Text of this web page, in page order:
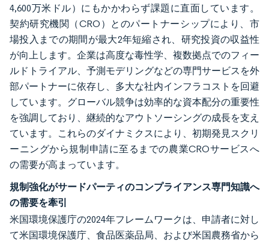
4,600万米ドル）にもかかわらず課題に直面しています。
契約研究機関（CRO）とのパートナーシップにより、市
場投入までの期間が最大2年短縮され、研究投資の収益性
が向上します。企業は高度な毒性学、複数拠点でのフィー
ルドトライアル、予測モデリングなどの専門サービスを外
部パートナーに依存し、多大な社内インフラコストを回避
しています。グローバル競争は効率的な資本配分の重要性
を強調しており、継続的なアウトソーシングの成長を支え
ています。これらのダイナミクスにより、初期発見スクリ
ーニングから規制申請に至るまでの農業CROサービスへ
の需要が高まっています。
規制強化がサードパーティのコンプライアンス専門知識へ
の需要を牽引
米国環境保護庁の2024年フレームワークは、申請者に対し
て米国環境保護庁、食品医薬品局、および米国農務省から